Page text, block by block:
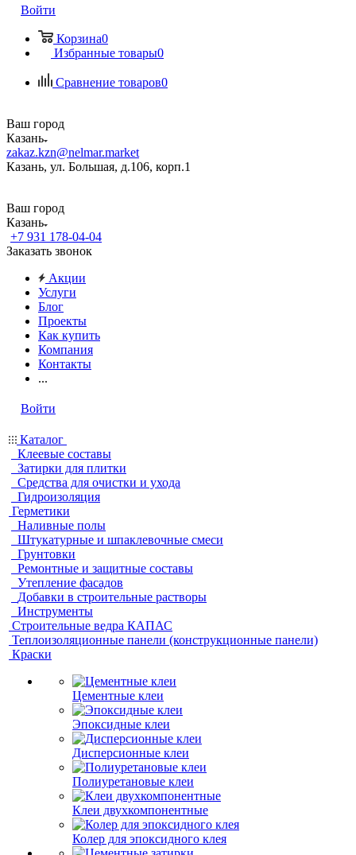
Войти
Корзина0
Избранные товары0
Сравнение товаров0
Ваш город
Казань
zakaz.kzn@nelmar.market
Казань, ул. Большая, д.106, корп.1
Ваш город
Казань
+7 931 178-04-04
Заказать звонок
Акции
Услуги
Блог
Проекты
Как купить
Компания
Контакты
...
Войти
Каталог
Клеевые составы
Затирки для плитки
Средства для очистки и ухода
Гидроизоляция
Герметики
Наливные полы
Штукатурные и шпаклевочные смеси
Грунтовки
Ремонтные и защитные составы
Утепление фасадов
Добавки в строительные растворы
Инструменты
Строительные ведра КАПАС
Теплоизоляционные панели (конструкционные панели)
Краски
Цементные клеи
Эпоксидные клеи
Дисперсионные клеи
Полиуретановые клеи
Клеи двухкомпонентные
Колер для эпоксидного клея